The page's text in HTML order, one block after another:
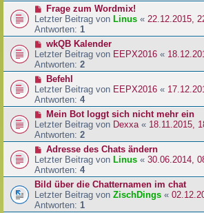
Frage zum Wordmix!
Letzter Beitrag von Linus « 22.12.2015,
Antworten: 1
wkQB Kalender
Letzter Beitrag von EEPX2016 «
Antworten: 2
Befehl
Letzter Beitrag von EEPX2016 «
Antworten: 4
Mein Bot loggt sich nicht mehr ein
Letzter Beitrag von Dexxa « 18.11.2015,
Antworten: 2
Adresse des Chats ändern
Letzter Beitrag von Linus « 30.06.2014,
Antworten: 4
Bild über die Chatternamen im chat
Letzter Beitrag von ZischDings «
Antworten: 1